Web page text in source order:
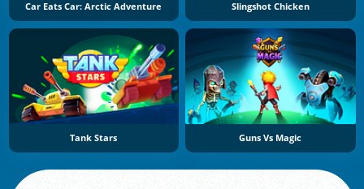
Car Eats Car: Arctic Adventure Slingshot Chicken
Tank Stars Guns Vs Magic